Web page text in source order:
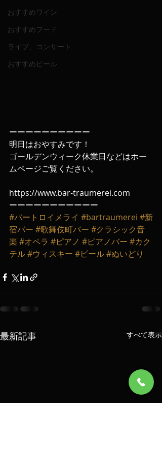
おすすめワイン
おすすめフード
ライブ、コンサート
おすすめビール
ーーーーーーーーーー
明日はおやすみです！
ゴールデンウィーク休業日などはホー
ムページご覧ください。
https://www.bar-traumerei.com
ーーーーーーーーーーー
#バートロイメライ #bartraumerei #新
宿バー #歌舞伎町バー #クラシック音
楽 #オペラ #ピアノ #ピアノバー #カク
テル#ウィスキー #ビール#ぬいどり
最新記事 すべて表示